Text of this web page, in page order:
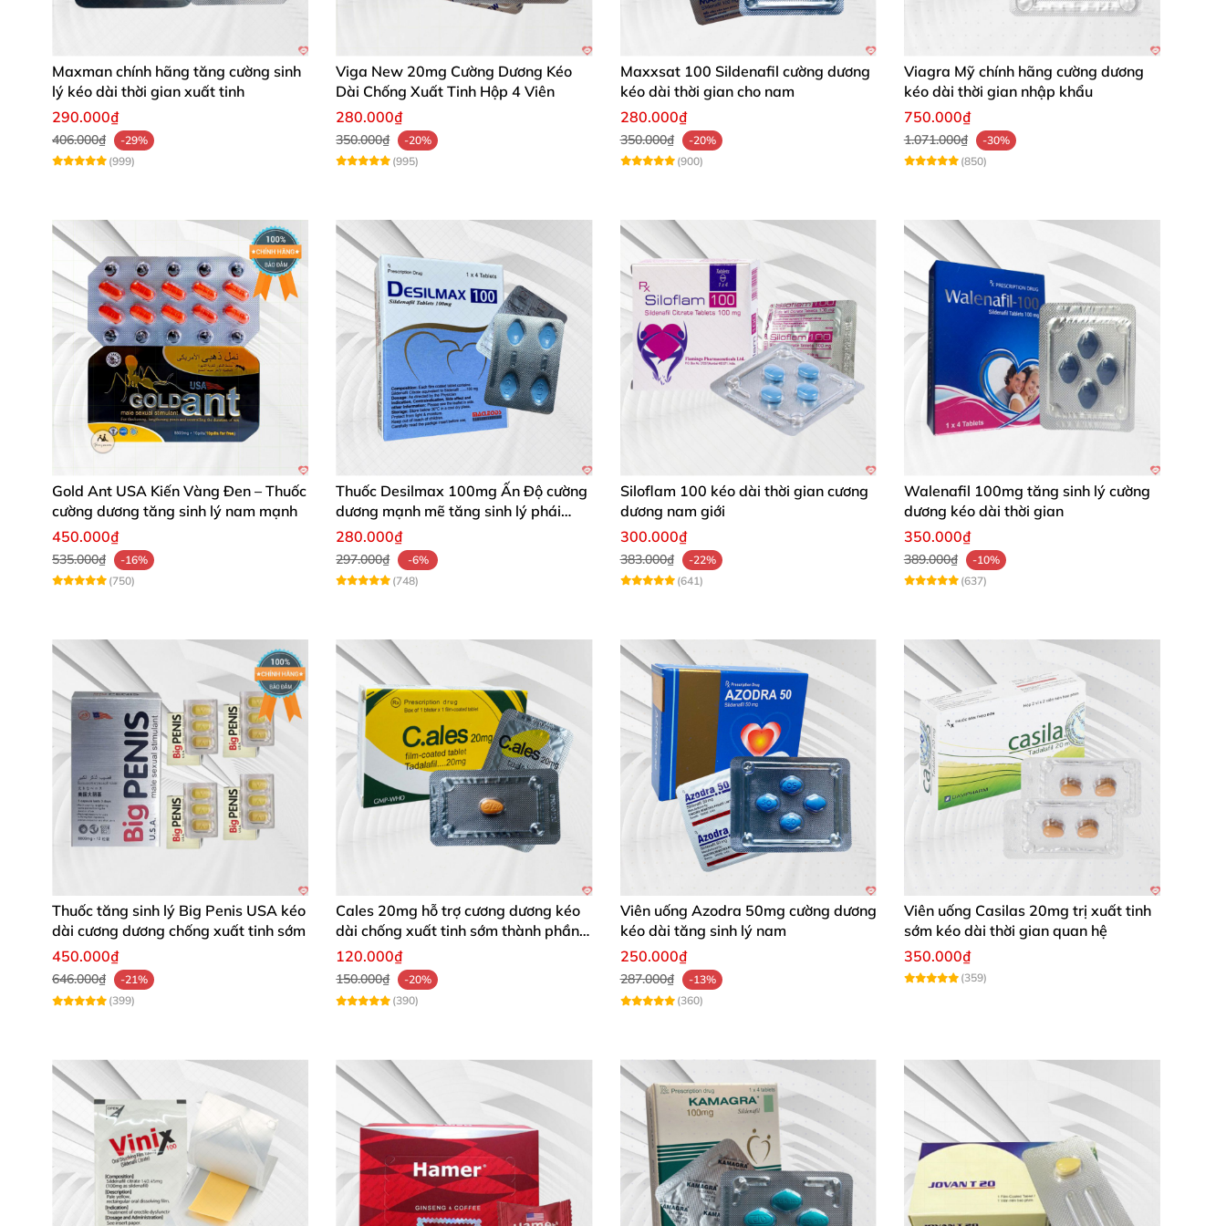
Maxman chính hãng tăng cường sinh
lý kéo dài thời gian xuất tinh
290.000₫
406.000₫
-29%
(999)
Viga New 20mg Cường Dương Kéo
Dài Chống Xuất Tinh Hộp 4 Viên
280.000₫
350.000₫
-20%
(995)
Maxxsat 100 Sildenafil cường dương
kéo dài thời gian cho nam
280.000₫
350.000₫
-20%
(900)
Viagra Mỹ chính hãng cường dương
kéo dài thời gian nhập khẩu
750.000₫
1.071.000₫
-30%
(850)
Gold Ant USA Kiến Vàng Đen – Thuốc
cường dương tăng sinh lý nam mạnh
450.000₫
535.000₫
-16%
(750)
Thuốc Desilmax 100mg Ấn Độ cường
dương mạnh mẽ tăng sinh lý phái
mạnh
280.000₫
297.000₫
-6%
(748)
Siloflam 100 kéo dài thời gian cương
dương nam giới
300.000₫
383.000₫
-22%
(641)
Walenafil 100mg tăng sinh lý cường
dương kéo dài thời gian
350.000₫
389.000₫
-10%
(637)
Thuốc tăng sinh lý Big Penis USA kéo
dài cương dương chống xuất tinh sớm
450.000₫
646.000₫
-21%
(399)
Cales 20mg hỗ trợ cương dương kéo
dài chống xuất tinh sớm thành phần
Tadalafil
120.000₫
150.000₫
-20%
(390)
Viên uống Azodra 50mg cường dương
kéo dài tăng sinh lý nam
250.000₫
287.000₫
-13%
(360)
Viên uống Casilas 20mg trị xuất tinh
sớm kéo dài thời gian quan hệ
350.000₫
(359)